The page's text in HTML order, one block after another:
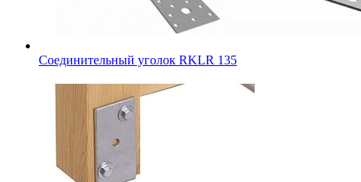
Соединительный уголок RKLR 135